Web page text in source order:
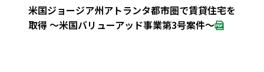
米国ジョージア州アトランタ都市圏で賃貸住宅を
取得 ～米国バリューアッド事業第3号案件～